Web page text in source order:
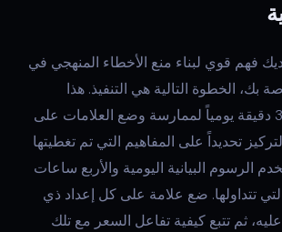
فهم قوي لبناء منع الأخطاء المنهجي في
بك، الخطوة التالية هي التنفيذ. هذا
الأسبوع، خصص 30 دقيقة يومياً لممارسة وضع العلامات على
تحديداً على المفاهيم التي تم تغطيتها
الرسوم البيانية اليومية والأربع ساعات
تتداولها. ضع علامة على كل إعداد ذي
ثم تتبع كيفية تفاعل السعر مع تلك